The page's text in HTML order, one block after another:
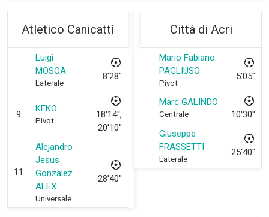
Atletico Canicattì
Luigi
MOSCA
Laterale
8'28''
9
KEKO
Pivot
18'14'',
20'10''
11
Alejandro
Jesus
Gonzalez
ALEX
Universale
28'40''
Città di Acri
Mario Fabiano
PAGLIUSO
Pivot
5'05''
Marc GALINDO
Centrale
10'30''
Giuseppe
FRASSETTI
Laterale
25'40''